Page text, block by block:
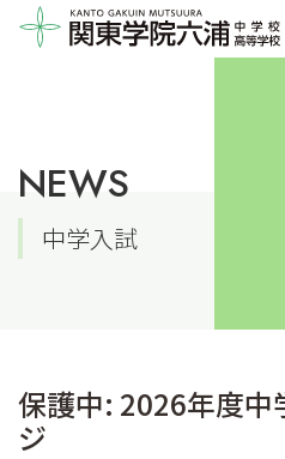
NEWS
中学入試
保護中: 2026年度中
ジ